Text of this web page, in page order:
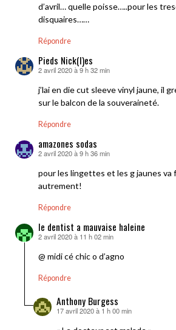
d’avril… quelle poisse…..pour les
disquaires……
Répondre
Pieds Nick(l)es
dit :
2 avril 2020 à 9 h 32 min
j’lai en die cut sleeve vinyl jaune, il
sur le balcon de la souveraineté.
Répondre
amazones sodas
dit :
2 avril 2020 à 9 h 36 min
pour les lingettes et les g jaunes va
autrement!
Répondre
le dentist a mauvaise haleine
dit :
2 avril 2020 à 11 h 02 min
@ midi cé chic o d’agno
Répondre
Anthony Burgess
dit :
17 avril 2020 à 1 h 00 min